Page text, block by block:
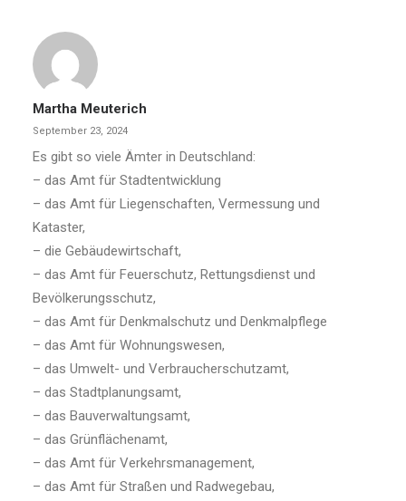
Martha Meuterich
September 23, 2024
Es gibt so viele Ämter in Deutschland:
– das Amt für Stadtentwicklung
– das Amt für Liegenschaften, Vermessung und
Kataster,
– die Gebäudewirtschaft,
– das Amt für Feuerschutz, Rettungsdienst und
Bevölkerungsschutz,
– das Amt für Denkmalschutz und Denkmalpflege
– das Amt für Wohnungswesen,
– das Umwelt- und Verbraucherschutzamt,
– das Stadtplanungsamt,
– das Bauverwaltungsamt,
– das Grünflächenamt,
– das Amt für Verkehrsmanagement,
– das Amt für Straßen und Radwegebau,